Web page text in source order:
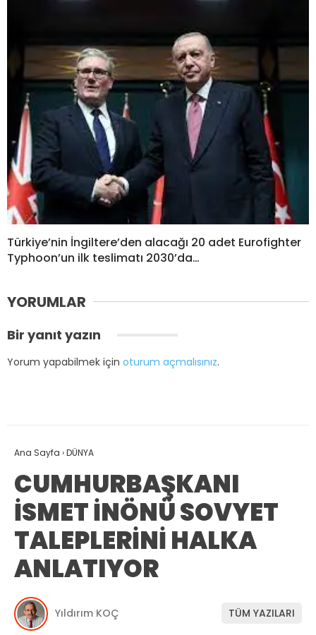
Türkiye’nin İngiltere’den alacağı 20 adet Eurofighter
Typhoon’un ilk teslimatı 2030’da…
YORUMLAR
Bir yanıt yazın
Yorum yapabilmek için oturum açmalısınız.
Ana Sayfa ›DÜNYA
CUMHURBAŞKANI
İSMET İNÖNÜ SOVYET
TALEPLERİNİ HALKA
ANLATIYOR
Yıldırım KOÇ TÜM YAZILARI